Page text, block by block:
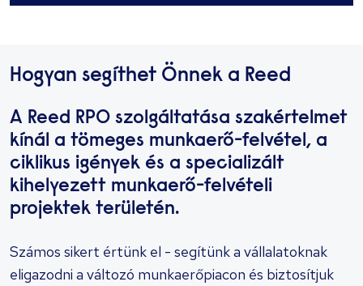
Hogyan segíthet Önnek a Reed
A Reed RPO szolgáltatása szakértelmet
kínál a tömeges munkaerő-felvétel, a
ciklikus igények és a specializált
kihelyezett munkaerő-felvételi
projektek területén.
Számos sikert értünk el - segítünk a vállalatoknak
eligazodni a változó munkaerőpiacon és biztosítjuk